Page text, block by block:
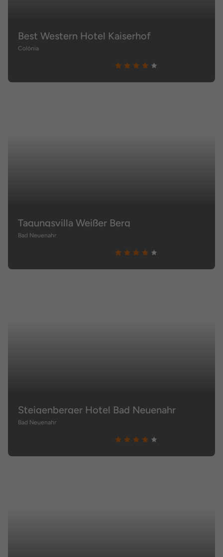
Best Western Hotel Kaiserhof
Colónia
Tagungsvilla Weißer Berg
Bad Neuenahr
Steigenberger Hotel Bad Neuenahr
Bad Neuenahr